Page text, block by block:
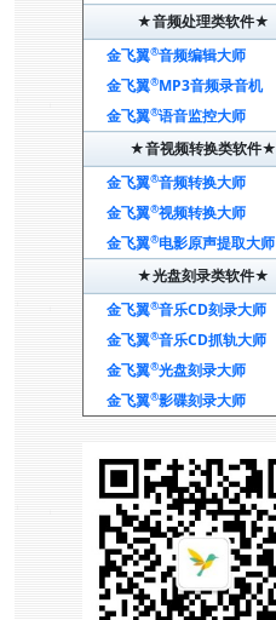
★音频处理类软件★
金飞翼®音频编辑大师
金飞翼®MP3音频录音机
金飞翼®语音监控大师
★音视频转换类软件★
金飞翼®音频转换大师
金飞翼®视频转换大师
金飞翼®电影原声提取大师
★光盘刻录类软件★
金飞翼®音乐CD刻录大师
金飞翼®音乐CD抓轨大师
金飞翼®光盘刻录大师
金飞翼®影碟刻录大师